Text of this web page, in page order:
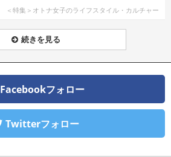
＜特集＞オトナ女子のライフスタイル・カルチャー
続きを見る
Facebookフォロー
Twitterフォロー